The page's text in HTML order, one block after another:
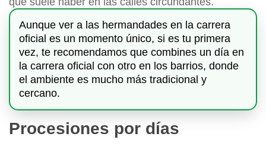
Aunque ver a las hermandades en la carrera
oficial es un momento único, si es tu primera
vez, te recomendamos que combines un día en
la carrera oficial con otro en los barrios, donde
el ambiente es mucho más tradicional y
cercano.
Procesiones por días